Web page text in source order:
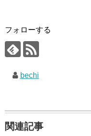
フォローする
bechi
関連記事